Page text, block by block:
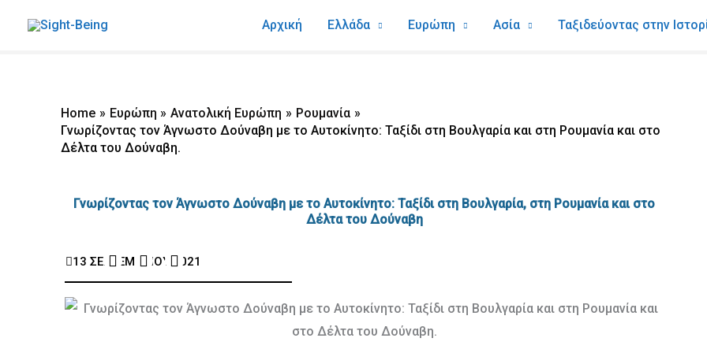
Αρχική Ελλάδα Ευρώπη Ασία Ταξιδεύοντας στην
Home Ευρώπη Ανατολική Ευρώπη
Ρουμανία
Γνωρίζοντας τον Άγνωστο Δούναβη με το Αυτοκίνητο: Ταξίδι στη Βουλγαρία και στη Ρουμανία και στο
Δέλτα του Δούναβη.
Γνωρίζοντας τον Άγνωστο Δούναβη με το Αυτοκίνητο: Ταξίδι στη Βουλγαρία, στη Ρουμανία και στο
Δέλτα του Δούναβη
13 ΣΕΠΤΕΜΒΡΙΟΥ 2021
a
b
n
a
o
u